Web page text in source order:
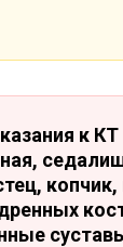
к КТ